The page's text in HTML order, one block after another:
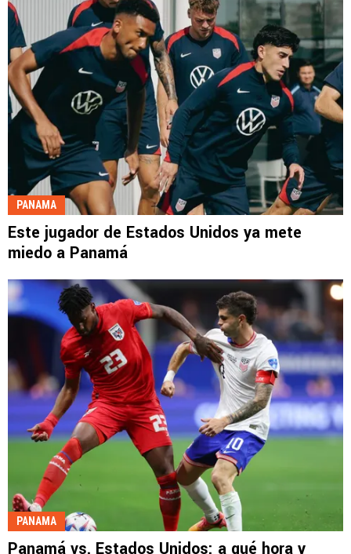
PANAMA
Este jugador de Estados Unidos ya mete
miedo a Panamá
PANAMA
Panamá vs. Estados Unidos: a qué hora y